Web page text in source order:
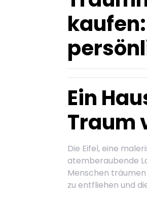
Ein
Traum
Die Eifel, eine
atemberaubende
Menschen
zu entfliehen und